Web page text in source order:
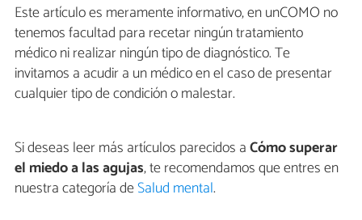
Este artículo es meramente informativo, en unCOMO no
tenemos facultad para recetar ningún tratamiento
médico ni realizar ningún tipo de diagnóstico. Te
invitamos a acudir a un médico en el caso de presentar
cualquier tipo de condición o malestar.
Si deseas leer más artículos parecidos aCómo superar
el miedo a las agujas, te recomendamos que entres en
nuestra categoría deSalud mental.